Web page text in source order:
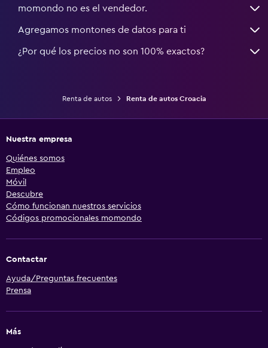
momondo no es el vendedor.
Agregamos montones de datos para ti
¿Por qué los precios no son 100% exactos?
Renta de autos Renta de autos Croacia
Nuestra empresa
Quiénes somos
Empleo
Móvil
Descubre
Cómo funcionan nuestros servicios
Códigos promocionales momondo
Contactar
Ayuda/Preguntas frecuentes
Prensa
Más